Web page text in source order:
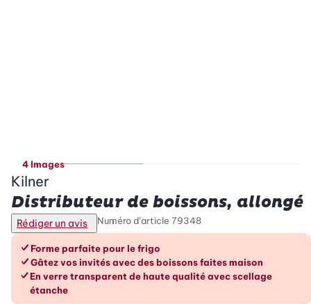
4 Images
Kilner
Distributeur de boissons, allongé
Rédiger un avis Numéro d’article 79348
Les avantages en un coup d’œil
Forme parfaite pour le frigo
Gâtez vos invités avec des boissons faites maison
En verre transparent de haute qualité avec scellage
étanche